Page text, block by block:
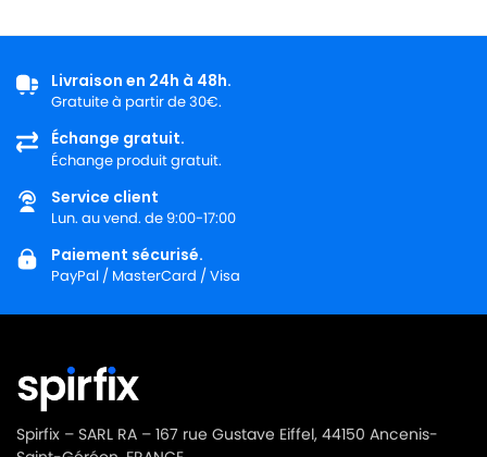
Livraison en 24h à 48h.
Gratuite à partir de 30€.
Échange gratuit.
Échange produit gratuit.
Service client
Lun. au vend. de 9:00-17:00
Paiement sécurisé.
PayPal / MasterCard / Visa
Spirfix – SARL RA – 167 rue Gustave Eiffel, 44150 Ancenis-